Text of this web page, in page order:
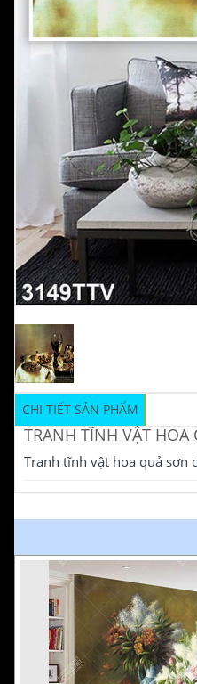
CHI TIẾT SẢN PHẨM
TRANH TĨNH VẬT HOA
Tranh tĩnh vật hoa quả sơn